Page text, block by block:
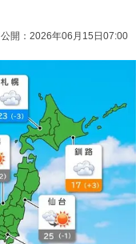
公開：2026年06月15日07:00